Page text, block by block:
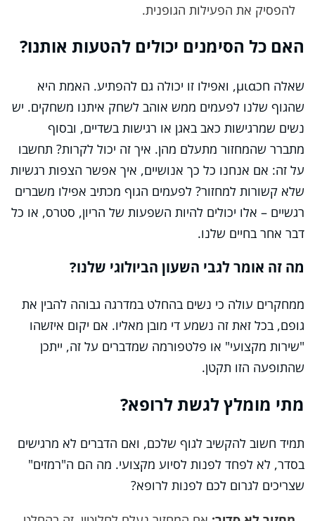
להפסיק את הפעילות הגופנית.
האם כל הסימנים יכולים להטעות אותנו?
שאלה חכμια, ואפילו זו יכולה גם להפתיע. האמת היא
שהגוף שלנו לפעמים ממש אוהב לשחק איתנו משחקים. יש
נשים שמרגישות כאב באגן או רגישות בשדיים, ובסוף
מתברר שהמחזור מתעלם מהן. איך זה יכול לקרות? תחשבו
על זה: אם אנחנו כל כך אנושיים, איך אפשר הצפות רגשיות
שלא קשורות למחזור? לפעמים הגוף מכתיב אפילו משברים
רגשיים – אלו יכולים להיות השפעות של הריון, סטרס, או כל
דבר אחר בחיים שלנו.
מה זה אומר לגבי השעון הביולוגי שלנו?
ממחקרים עולה כי נשים בהחלט במדרגה גבוהה להבין את
גופם, בכל זאת זה נשמע די מובן מאליו. אם יקום איזשהו
"שירות מקצועי" או פלטפורמה שמדברים על זה, ייתכן
שהתופעה הזו תקטן.
מתי מומלץ לגשת לרופא?
תמיד חשוב להקשיב לגוף שלכם, ואם הדברים לא מרגישים
בסדר, לא לפחד לפנות לסיוע מקצועי. מה הם ה"רמזים"
שצריכים לגרום לכם לפנות לרופא?